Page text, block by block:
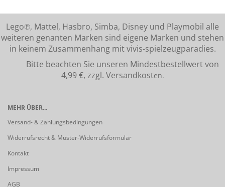
Lego℗, Mattel, Hasbro, Simba, Disney und Playmobil alle
weiteren genanten Marken sind eigene Marken und stehen
in keinem Zusammenhang mit vivis-spielzeugparadies.
Bitte beachten Sie unseren Mindestbestellwert von
4,99 €, zzgl. Versandkosten.
MEHR ÜBER...
Versand- & Zahlungsbedingungen
Widerrufsrecht & Muster-Widerrufsformular
Kontakt
Impressum
AGB